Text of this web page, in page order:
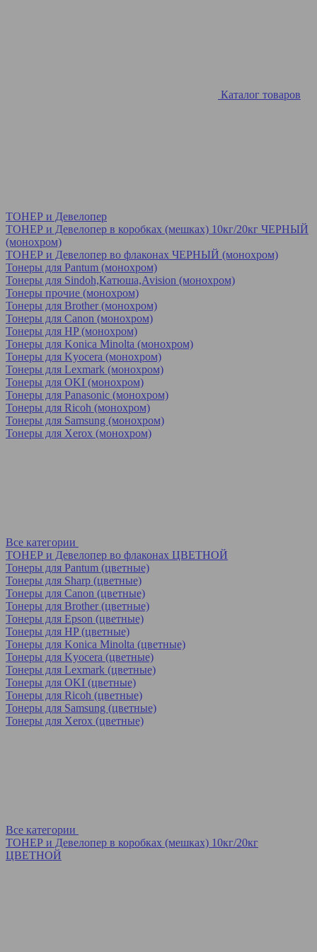
Каталог товаров
ТОНЕР и Девелопер
ТОНЕР и Девелопер в коробках (мешках) 10кг/20кг ЧЕРНЫЙ
(монохром)
ТОНЕР и Девелопер во флаконах ЧЕРНЫЙ (монохром)
Тонеры для Pantum (монохром)
Тонеры для Sindoh,Катюша,Avision (монохром)
Тонеры прочие (монохром)
Тонеры для Brother (монохром)
Тонеры для Canon (монохром)
Тонеры для HP (монохром)
Тонеры для Konica Minolta (монохром)
Тонеры для Kyocera (монохром)
Тонеры для Lexmark (монохром)
Тонеры для OKI (монохром)
Тонеры для Panasonic (монохром)
Тонеры для Ricoh (монохром)
Тонеры для Samsung (монохром)
Тонеры для Xerox (монохром)
Все категории
ТОНЕР и Девелопер во флаконах ЦВЕТНОЙ
Тонеры для Pantum (цветные)
Тонеры для Sharp (цветные)
Тонеры для Canon (цветные)
Тонеры для Brother (цветные)
Тонеры для Epson (цветные)
Тонеры для HP (цветные)
Тонеры для Konica Minolta (цветные)
Тонеры для Kyocera (цветные)
Тонеры для Lexmark (цветные)
Тонеры для OKI (цветные)
Тонеры для Ricoh (цветные)
Тонеры для Samsung (цветные)
Тонеры для Xerox (цветные)
Все категории
ТОНЕР и Девелопер в коробках (мешках) 10кг/20кг
ЦВЕТНОЙ